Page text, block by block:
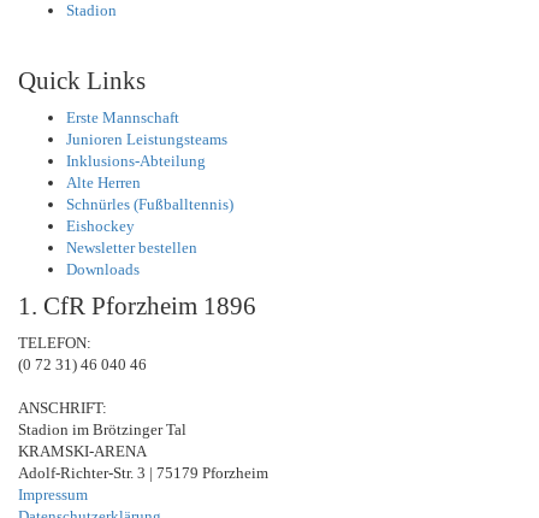
Stadion
Quick Links
Erste Mannschaft
Junioren Leistungsteams
Inklusions-Abteilung
Alte Herren
Schnürles (Fußballtennis)
Eishockey
Newsletter bestellen
Downloads
1. CfR Pforzheim 1896
TELEFON:
(0 72 31) 46 040 46
ANSCHRIFT:
Stadion im Brötzinger Tal
KRAMSKI-ARENA
Adolf-Richter-Str. 3 | 75179 Pforzheim
Impressum